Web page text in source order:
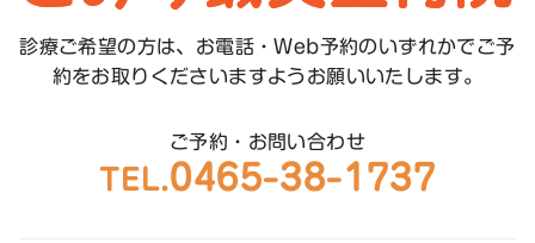
診療ご希望の方は、お電話・Web予約のいずれかでご予
約をお取りくださいますようお願いいたします。
ご予約・お問い合わせ
TEL.0465-38-1737